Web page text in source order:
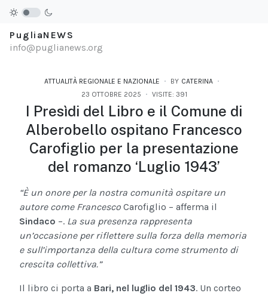
PugliaNEWS
info@puglianews.org
ATTUALITÀ REGIONALE E NAZIONALE BY CATERINA
23 OTTOBRE 2025
VISITE: 391
I Presìdi del Libro e il Comune di
Alberobello ospitano Francesco
Carofiglio per la presentazione
del romanzo ‘Luglio 1943’
“È un onore per la nostra comunità ospitare un
autore come Francesco Carofiglio – afferma il
Sindaco –. La sua presenza rappresenta
un’occasione per riflettere sulla forza della memoria
e sull’importanza della cultura come strumento di
crescita collettiva.”
Il libro ci porta a Bari, nel luglio del 1943. Un corteo